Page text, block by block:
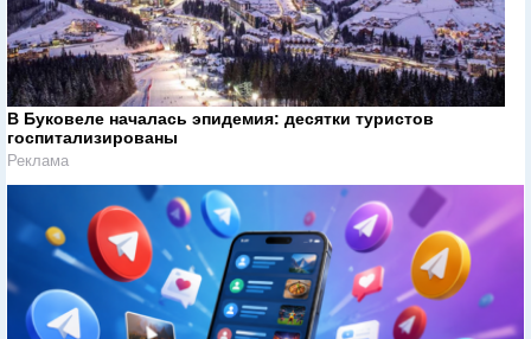
В Буковеле началась эпидемия: десятки туристов
госпитализированы
Реклама